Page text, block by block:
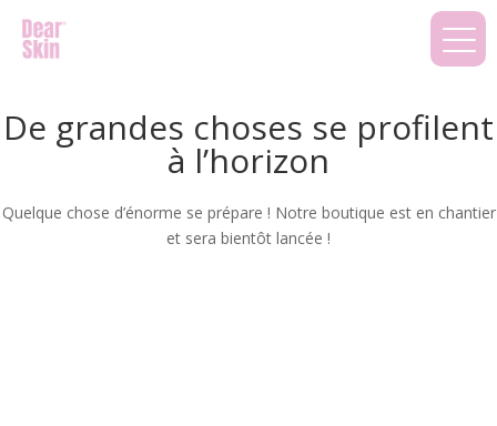
De grandes choses se profilent
à l’horizon
Quelque chose d’énorme se prépare ! Notre boutique est en chantier
et sera bientôt lancée !